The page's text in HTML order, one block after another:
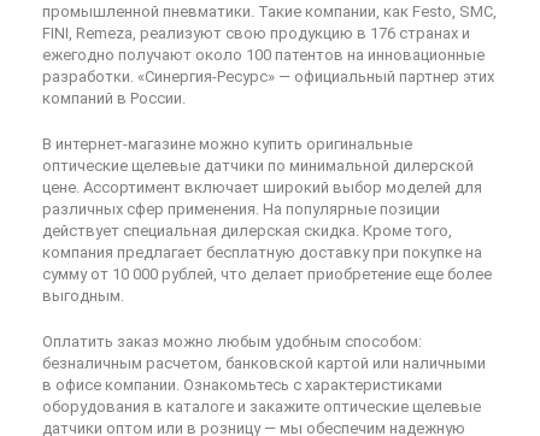
промышленной пневматики. Такие компании, как Festo, SMC,
FINI, Remeza, реализуют свою продукцию в 176 странах и
ежегодно получают около 100 патентов на инновационные
разработки. «Синергия-Ресурс» — официальный партнер этих
компаний в России.
В интернет-магазине можно купить оригинальные
оптические щелевые датчики по минимальной дилерской
цене. Ассортимент включает широкий выбор моделей для
различных сфер применения. На популярные позиции
действует специальная дилерская скидка. Кроме того,
компания предлагает бесплатную доставку при покупке на
сумму от 10 000 рублей, что делает приобретение еще более
выгодным.
Оплатить заказ можно любым удобным способом:
безналичным расчетом, банковской картой или наличными
в офисе компании. Ознакомьтесь с характеристиками
оборудования в каталоге и закажите оптические щелевые
датчики оптом или в розницу — мы обеспечим надежную